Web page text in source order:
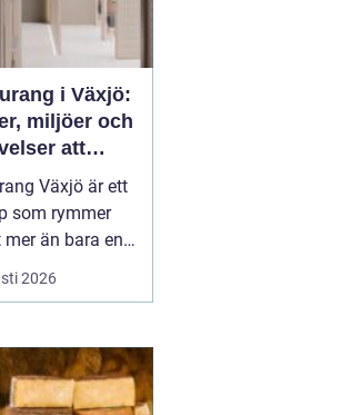
i Växjö:
miljöer och
att
Växjö är ett
som rymmer
mer än bara en
äta på.
visar
kan vävas ihop
måltid...
2026